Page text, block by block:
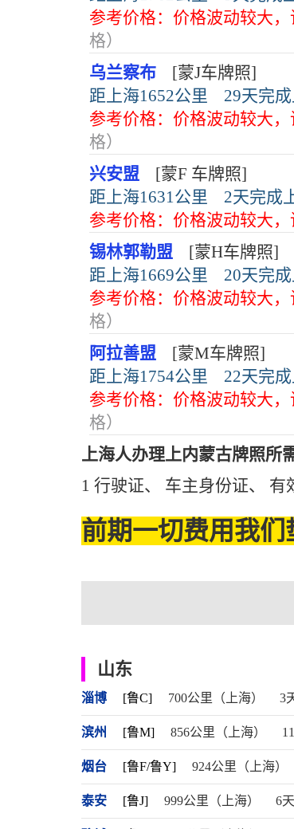
参考价格：价格波动较大
格）
乌兰察布
[蒙J车牌照]
距上海1652公里
29天完
参考价格：价格波动较大
格）
兴安盟
[蒙F 车牌照]
距上海1631公里
2天完成
参考价格：价格波动较大
锡林郭勒盟
[蒙H车牌照]
距上海1669公里
20天完
参考价格：价格波动较大
格）
阿拉善盟
[蒙M车牌照]
距上海1754公里
22天完
参考价格：价格波动较大
格）
上海人办理上内蒙古牌照所
1 行驶证、 车主身份证、
前期一切费用我
山东
淄博 [鲁C] 700公里（上海） 3
滨州 [鲁M] 856公里（上海）
烟台 [鲁F/鲁Y] 924公里（上海）
泰安 [鲁J] 999公里（上海） 6